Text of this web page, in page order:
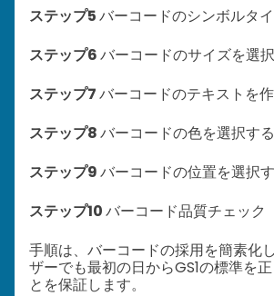
ステップ5バーコードのシンボルタ
ステップ6バーコードのサイズを選
ステップ7バーコードのテキストを
ステップ8バーコードの色を選択する
ステップ9バーコードの位置を選択
ステップ10バーコード品質チェック
手順は、バーコードの採用を簡素化
ザーでも最初の日からGS1の標準を
とを保証します。